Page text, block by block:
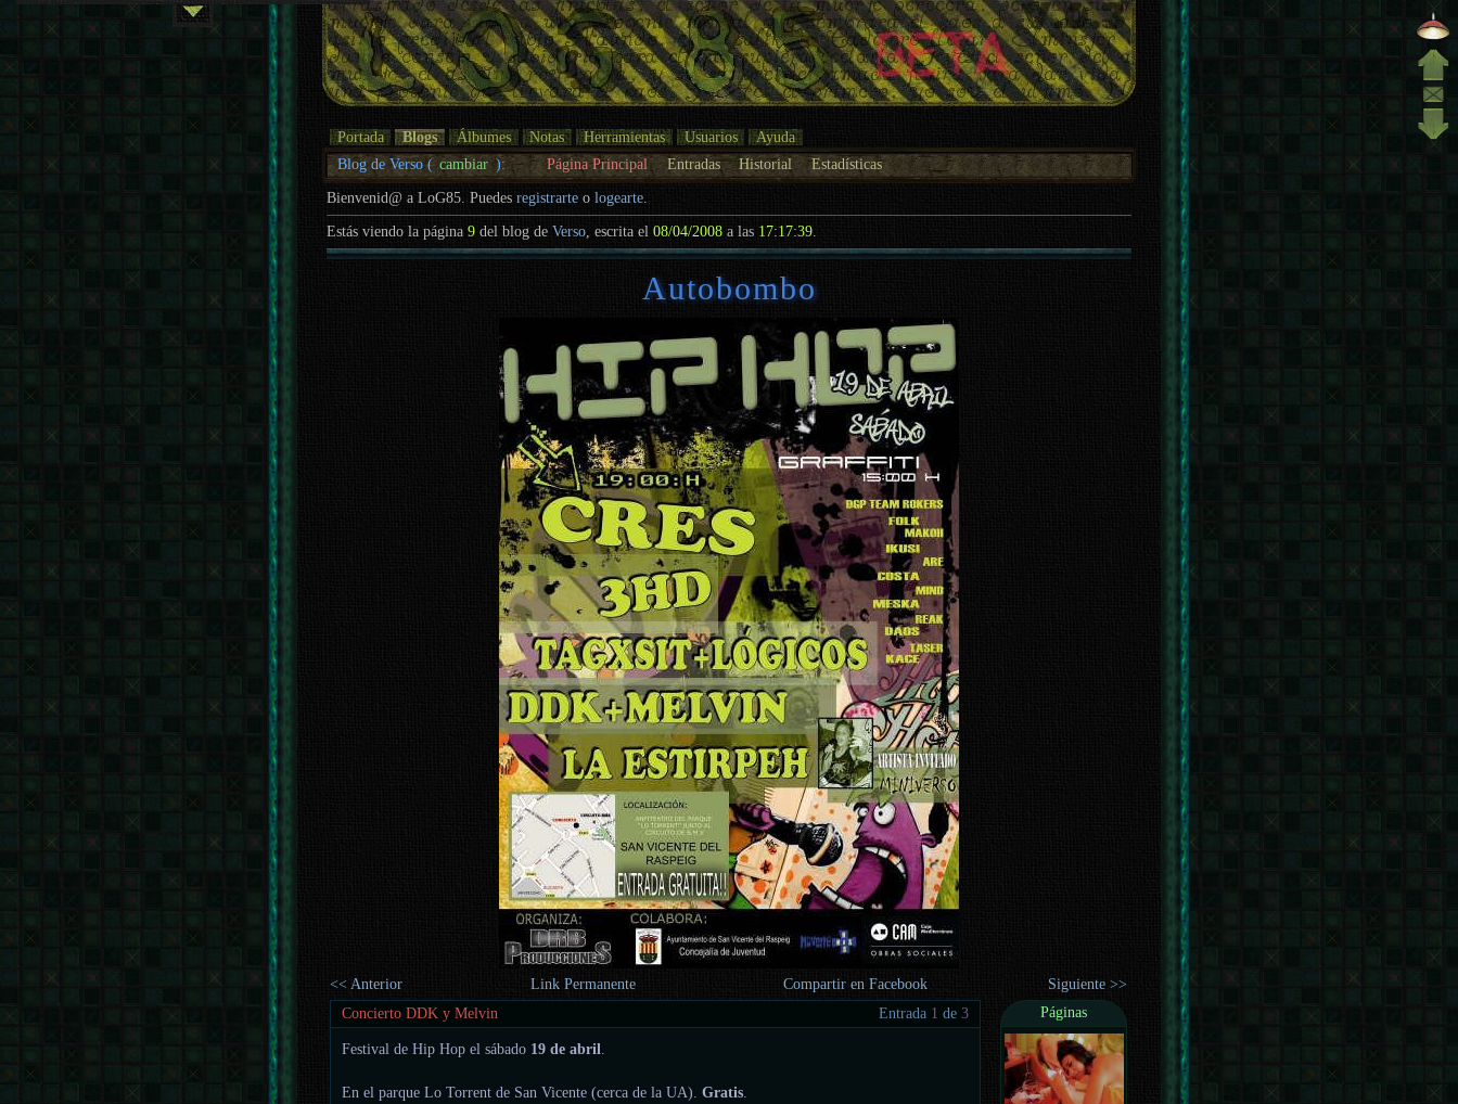
Portada Blogs Álbumes Notas Herramientas Usuarios
Ayuda
Blog de Verso ( cambiar ): Página Principal Entradas Historial Estadísticas
Bienvenid@ a LoG85. Puedesregistrarte ologearte.
Estás viendo la página9 del blog deVerso , escrita el08/04/2008 a las 17:17:39
Autobombo
<< Anterior Link Permanente Compartir en Facebook
Siguiente >>
Concierto DDK y Melvin
Entrada 1 de3
Festival de Hip Hop el sábado 19 de abril
En el parque Lo Torrent de San Vicente (cerca de la UA).Gratis
Páginas